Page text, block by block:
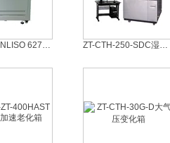
ZT-UV-50-NLISO 6270-1冷凝水试验箱 ZT-CTH-250-SDC湿导传试验装置